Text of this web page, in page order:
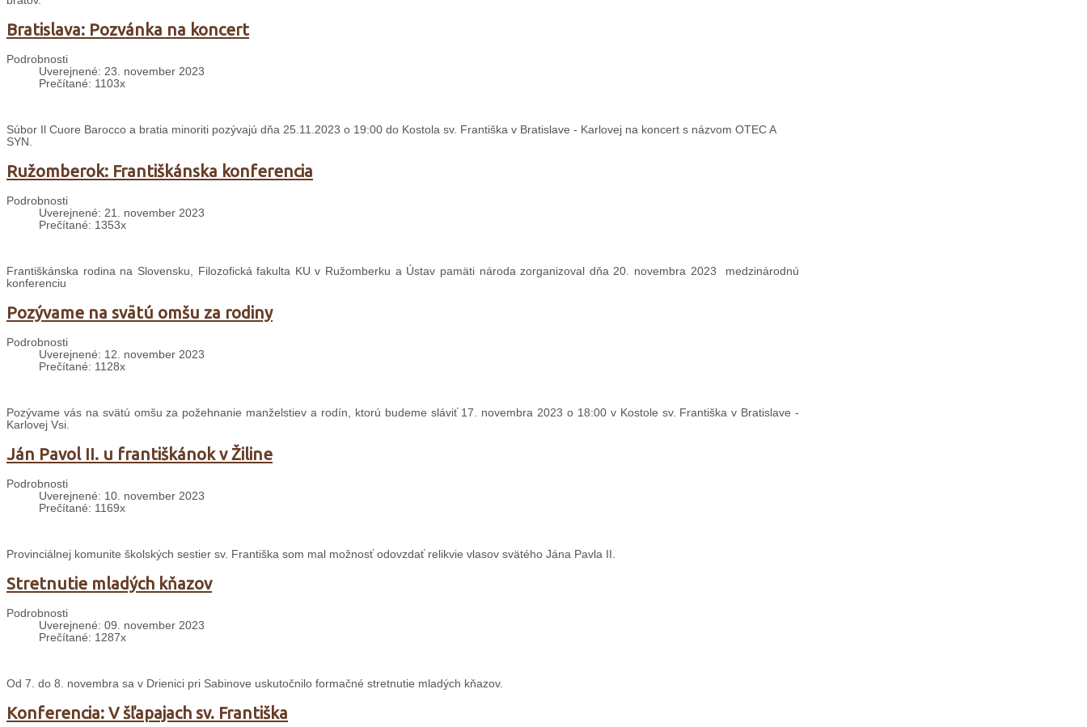
Bratislava: Pozvánka na koncert
Podrobnosti
Uverejnené: 23. november 2023
Prečítané: 1103x
Súbor Il Cuore Barocco a bratia minoriti pozývajú dňa 25.11.2023 o 19:00 do Kostola sv. Františka v Bratislave - Karlovej na koncert s názvom OTEC A
SYN.
Ružomberok: Františkánska konferencia
Podrobnosti
Uverejnené: 21. november 2023
Prečítané: 1353x
Františkánska rodina na Slovensku, Filozofická fakulta KU v Ružomberku a Ústav pamäti národa zorganizoval dňa 20. novembra 2023 medzinárodnú
konferenciu
Pozývame na svätú omšu za rodiny
Podrobnosti
Uverejnené: 12. november 2023
Prečítané: 1128x
Pozývame vás na svätú omšu za požehnanie manželstiev a rodín, ktorú budeme sláviť 17. novembra 2023 o 18:00 v Kostole sv. Františka v Bratislave -
Karlovej Vsi.
Ján Pavol II. u františkánok v Žiline
Podrobnosti
Uverejnené: 10. november 2023
Prečítané: 1169x
Provinciálnej komunite školských sestier sv. Františka som mal možnosť odovzdať relikvie vlasov svätého Jána Pavla II.
Stretnutie mladých kňazov
Podrobnosti
Uverejnené: 09. november 2023
Prečítané: 1287x
Od 7. do 8. novembra sa v Drienici pri Sabinove uskutočnilo formačné stretnutie mladých kňazov.
Konferencia: V šľapajach sv. Františka